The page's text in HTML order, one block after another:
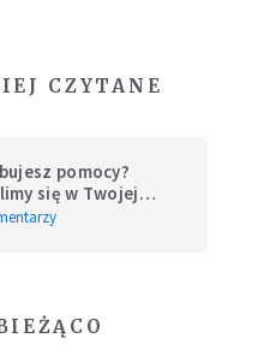
CZYTANE
pomocy?
się w Twojej